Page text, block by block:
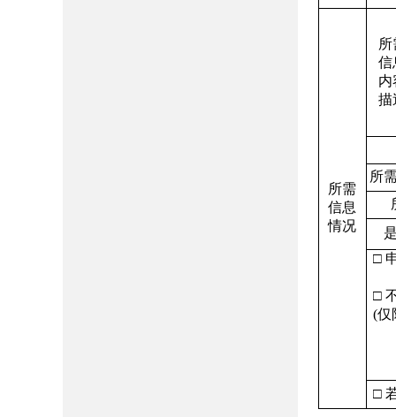
所需
信息
情况
信
内
描
所
□
□
(仅
□